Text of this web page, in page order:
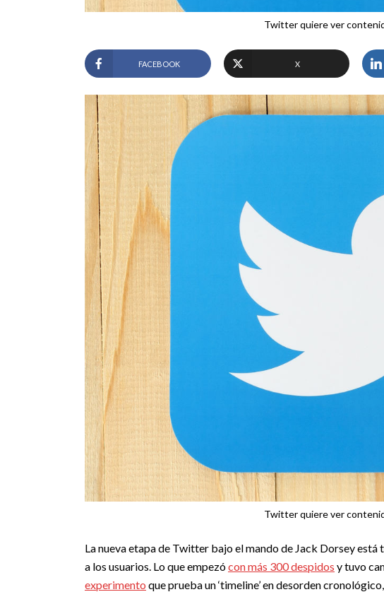
Twitter quiere ver
FACEBOOK X
Twitter quiere ver
La nueva etapa de Twitter bajo el mando de Jack Dorsey
a los usuarios. Lo que empezócon más 300 despidos y tuvo
experimento que prueba un ‘timeline’ en desorden